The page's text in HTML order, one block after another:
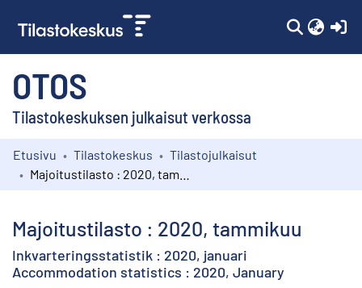
OTOS
Tilastokeskuksen julkaisut verkossa
Kokoelmat
Etusivu Tilastokeskus
Tilastojulkaisut
Majoitustilasto : 2020, tammikuu
Inkvarteringsstatistik : 2020, januari
Accommodation statistics : 2020, January